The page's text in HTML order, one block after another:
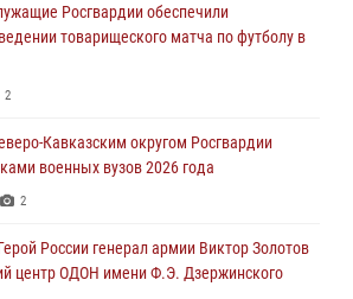
мужчину, открывшего стрельбу в
вооружения для участников сбора
участие в митинге, посвященном
Росгвардии обеспечили
товарищеского матча по футболу в
2
Кавказским округом Росгвардии
военных вузов 2026 года
2
России генерал армии Виктор Золотов
центр ОДОН имени Ф.Э. Дзержинского